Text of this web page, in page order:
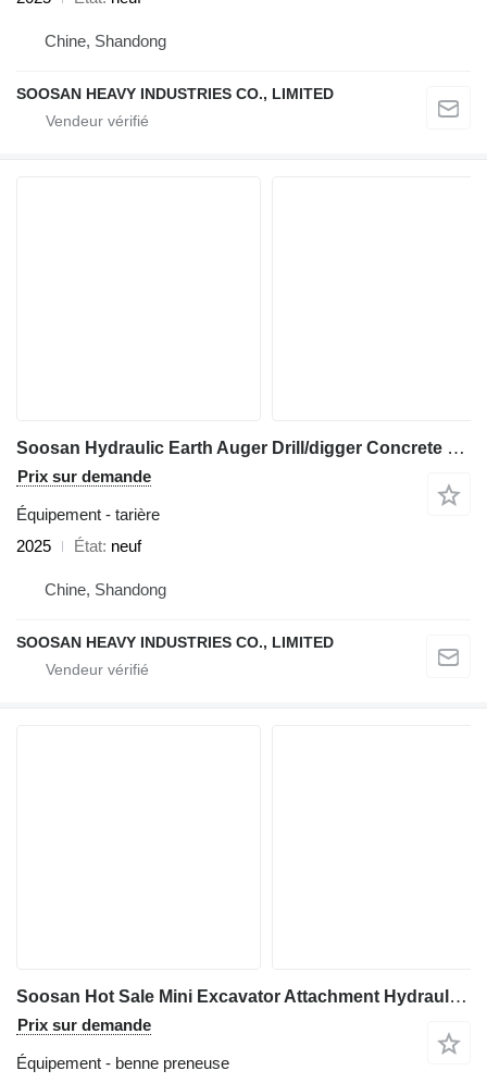
Chine, Shandong
SOOSAN HEAVY INDUSTRIES CO., LIMITED
Soosan Hydraulic Earth Auger Drill/digger Concrete Helical Pile Driver
Prix sur demande
Équipement - tarière
2025
État neuf
Chine, Shandong
SOOSAN HEAVY INDUSTRIES CO., LIMITED
Soosan Hot Sale Mini Excavator Attachment Hydraulic Log Grapple Forestr
Prix sur demande
Équipement - benne preneuse